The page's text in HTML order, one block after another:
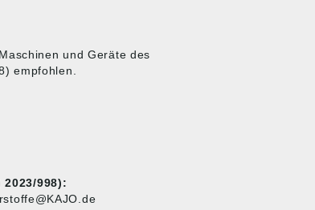
und Geräte des
empfohlen.
998):